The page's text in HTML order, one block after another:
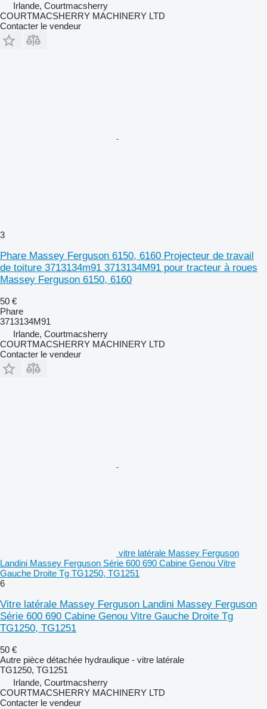
Irlande, Courtmacsherry
COURTMACSHERRY MACHINERY LTD
Contacter le vendeur
3
Phare Massey Ferguson 6150, 6160 Projecteur de travail
de toiture 3713134m91 3713134M91 pour tracteur à roues
Massey Ferguson 6150, 6160
50 €
Phare
3713134M91
Irlande, Courtmacsherry
COURTMACSHERRY MACHINERY LTD
Contacter le vendeur
vitre latérale Massey Ferguson
Landini Massey Ferguson Série 600 690 Cabine Genou Vitre
Gauche Droite Tg TG1250, TG1251
6
Vitre latérale Massey Ferguson Landini Massey Ferguson
Série 600 690 Cabine Genou Vitre Gauche Droite Tg
TG1250, TG1251
50 €
Autre pièce détachée hydraulique - vitre latérale
TG1250, TG1251
Irlande, Courtmacsherry
COURTMACSHERRY MACHINERY LTD
Contacter le vendeur